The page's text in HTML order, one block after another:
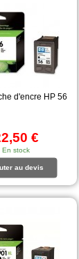
d'encre HP 56
€
En stock
au devis